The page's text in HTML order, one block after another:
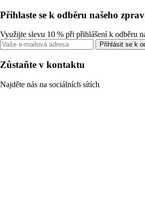
Přihlaste se k odběru našeho
Využijte slevu 10 % při přihlášení k odběru
Přihlásit se k
Zůstaňte v kontaktu
Najděte nás na sociálních sítích